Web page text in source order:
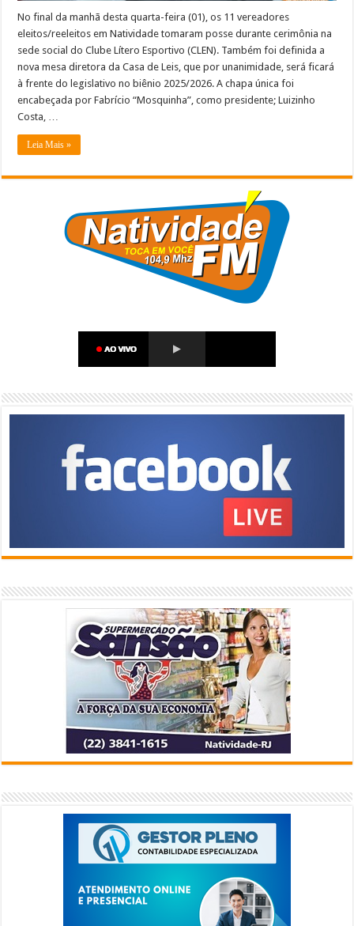
No final da manhã desta quarta-feira (01), os 11 vereadores
eleitos/reeleitos em Natividade tomaram posse durante cerimônia na
sede social do Clube Lítero Esportivo (CLEN). Também foi definida a
nova mesa diretora da Casa de Leis, que por unanimidade, será ficará
à frente do legislativo no biênio 2025/2026. A chapa única foi
encabeçada por Fabrício “Mosquinha”, como presidente; Luizinho
Costa, …
Leia Mais »